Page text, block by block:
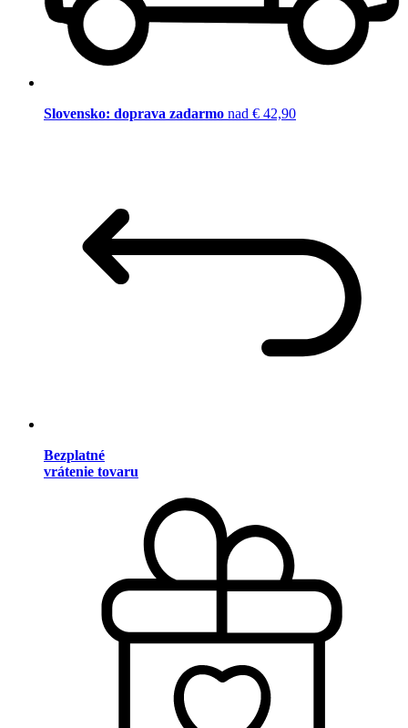
Slovensko: doprava zadarmo nad € 42,90
Bezplatné
vrátenie tovaru